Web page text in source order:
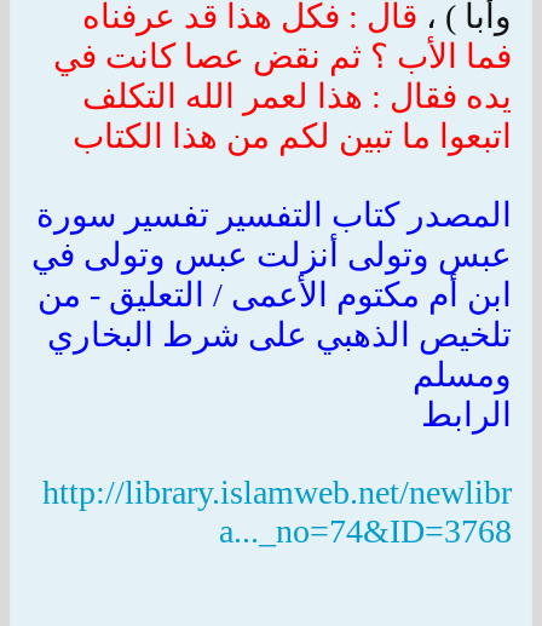
وأبا ) ، قال : فكل هذا قد عرفناه
فما الأب ؟ ثم نقض عصا كانت في
يده فقال : هذا لعمر الله التكلف
اتبعوا ما تبين لكم من هذا الكتاب
المصدر كتاب التفسير تفسير سورة
عبس وتولى أنزلت عبس وتولى في
ابن أم مكتوم الأعمى / التعليق - من
تلخيص الذهبي على شرط البخاري
ومسلم
الرابط
http://library.islamweb.net/newlibr
a..._no=74&ID=3768